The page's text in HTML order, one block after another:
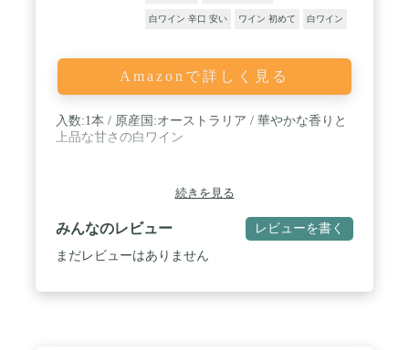
白ワイン 辛口 安い ワイン 初めて 白ワイン
Amazonで詳しく見る
入数:1本 / 原産国:オーストラリア / 華やかな香りと
上品な甘さの白ワイン
続きを見る
みんなのレビュー レビューを書く
まだレビューはありません